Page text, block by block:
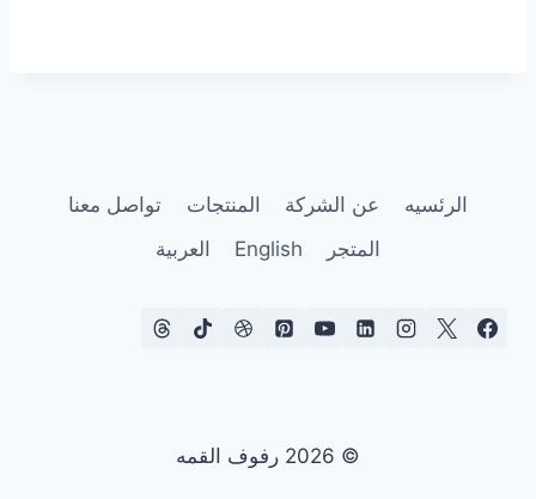
الرئسيه عن الشركة المنتجات
تواصل معنا
المتجر
English العربية
© 2026 رفوف القمه